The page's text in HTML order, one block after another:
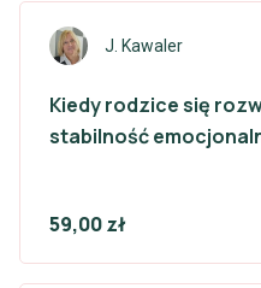
J. Kawaler
Kiedy rodzice się
stabilność
59,00 zł